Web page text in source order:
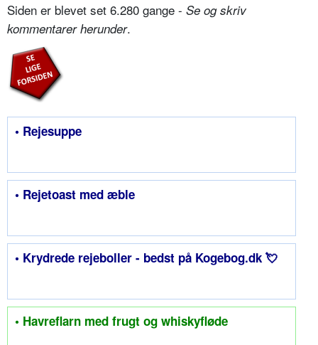
Siden er blevet set 6.280 gange - Se og skriv
kommentarer herunder.
• Rejesuppe
• Rejetoast med æble
• Krydrede rejeboller - bedst på Kogebog.dk 💘
• Havreflarn med frugt og whiskyfløde